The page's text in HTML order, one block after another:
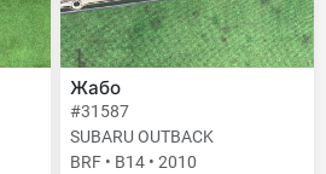
Жабо
#31587
SUBARU OUTBACK
BRF • B14 • 2010